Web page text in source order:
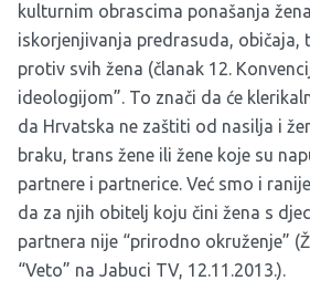
kulturnim obrascima ponašanja
iskorjenjivanja predrasuda, običaja,
protiv svih žena (članak 12.
ideologijom”. To znači da će
da Hrvatska ne zaštiti od nasilja i
braku, trans žene ili žene koje su
partnere i partnerice. Već smo i
da za njih obitelj koju čini žena s
partnera nije “prirodno okruženje”
“Veto” na Jabuci TV, 12.11.2013.).